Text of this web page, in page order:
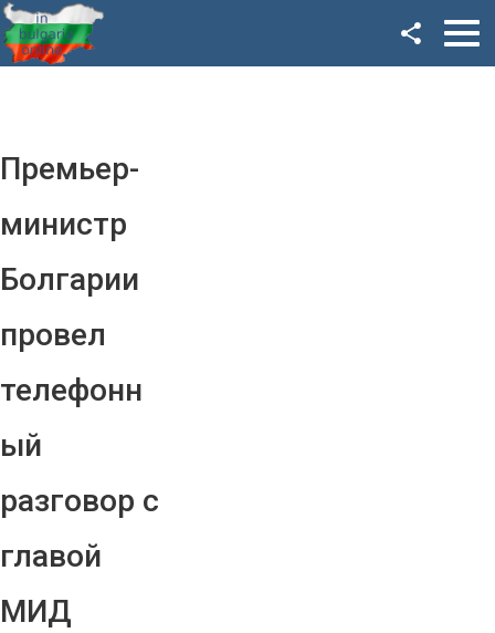
Премьер-
министр
Болгарии
провел
телефонн
ый
разговор с
главой
МИД